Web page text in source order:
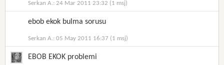
Serkan A.: 24 Mar 2011 23:32 (1 msj)
ebob ekok bulma sorusu
Serkan A.: 05 May 2011 16:37 (1 msj)
EBOB EKOK problemi